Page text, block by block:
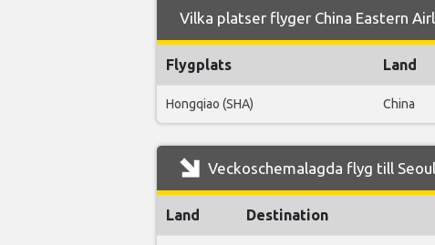
Vilka platser flyger China Eastern
Flygplats Land
Hongqiao (SHA) China
Veckoschemalagda flyg till
Land Destination